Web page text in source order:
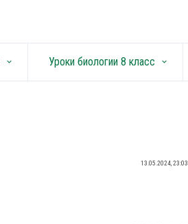
keyboard_arrow_down Уроки биологии 8 класс keyboard_arrow_down
13.05.2024, 23:03